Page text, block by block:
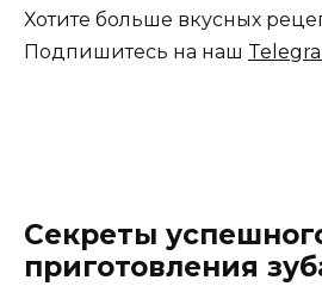
Хотите больше вкусных
Подпишитесь на наш
Секреты
приготовления